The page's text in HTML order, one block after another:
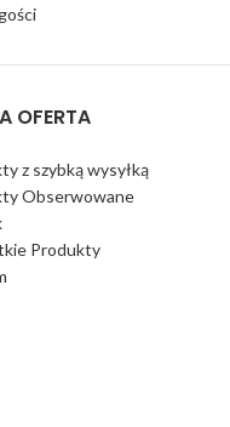
OFERTA
z szybką wysyłką
Obserwowane
Produkty